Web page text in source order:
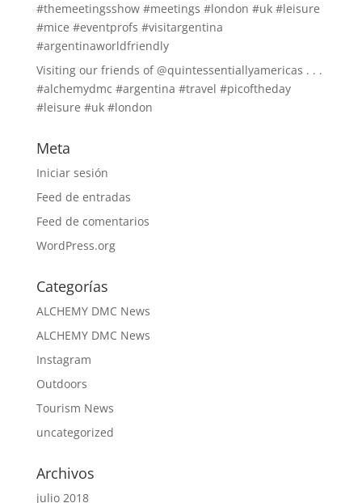
#themeetingsshow #meetings #london #uk #leisure
#mice #eventprofs #visitargentina
#argentinaworldfriendly
Visiting our friends of @quintessentiallyamericas . . .
#alchemydmc #argentina #travel #picoftheday
#leisure #uk #london
Meta
Iniciar sesión
Feed de entradas
Feed de comentarios
WordPress.org
Categorías
ALCHEMY DMC News
ALCHEMY DMC News
Instagram
Outdoors
Tourism News
uncategorized
Archivos
julio 2018